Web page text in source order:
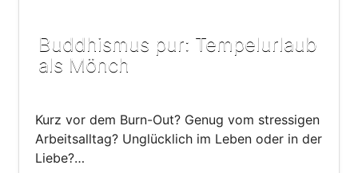
Buddhismus pur: Tempelurlaub
als Mönch
Kurz vor dem Burn-Out? Genug vom stressigen
Arbeitsalltag? Unglücklich im Leben oder in der
Liebe?…